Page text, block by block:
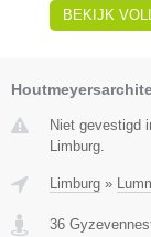
BEKIJK
Niet gevestigd
Limburg.
Limburg »
36